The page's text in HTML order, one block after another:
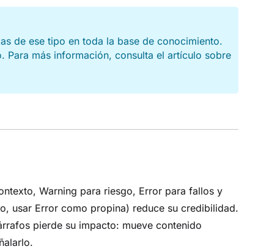
de ese tipo en toda la base de conocimiento.
Para más información, consulta el artículo sobre
Warning para riesgo, Error para fallos y
usar Error como propina) reduce su credibilidad.
pierde su impacto: mueve contenido